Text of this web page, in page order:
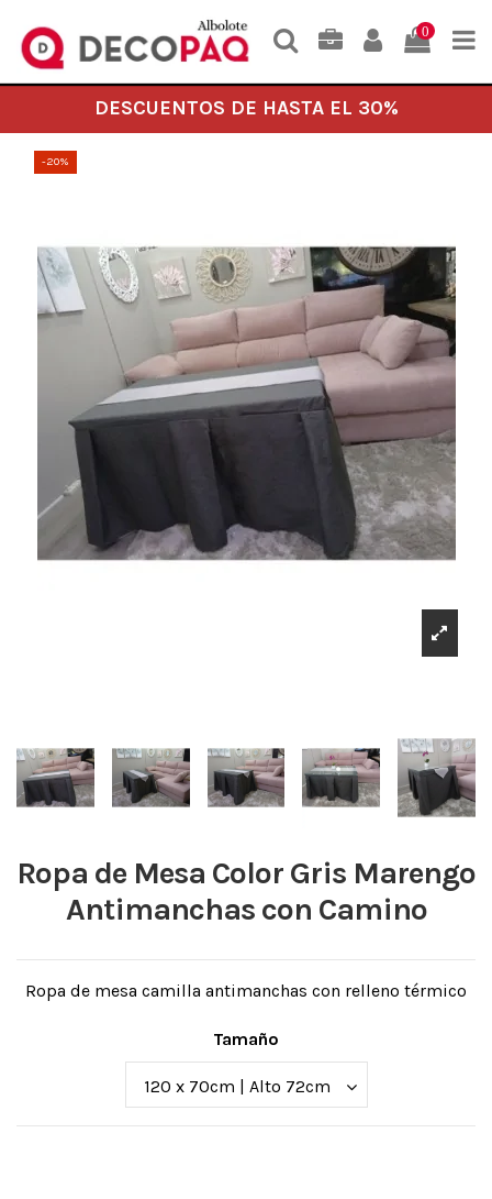
0
DESCUENTOS DE HASTA EL 30%
-20%
Ropa de Mesa Color Gris Marengo
Antimanchas con Camino
Ropa de mesa camilla antimanchas con relleno térmico
Tamaño